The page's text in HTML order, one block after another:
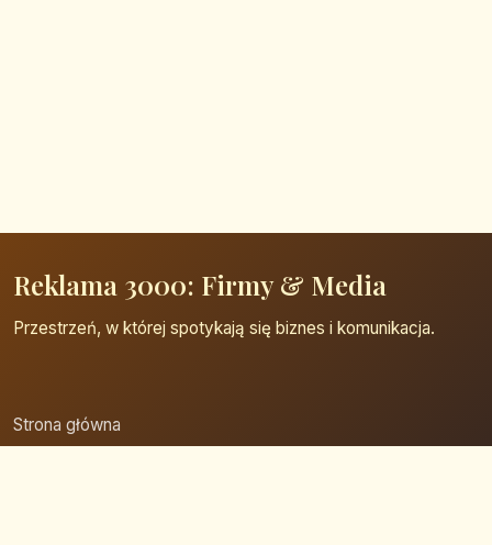
Reklama 3000: Firmy & Media
Przestrzeń, w której spotykają się biznes i komunikacja.
Strona główna